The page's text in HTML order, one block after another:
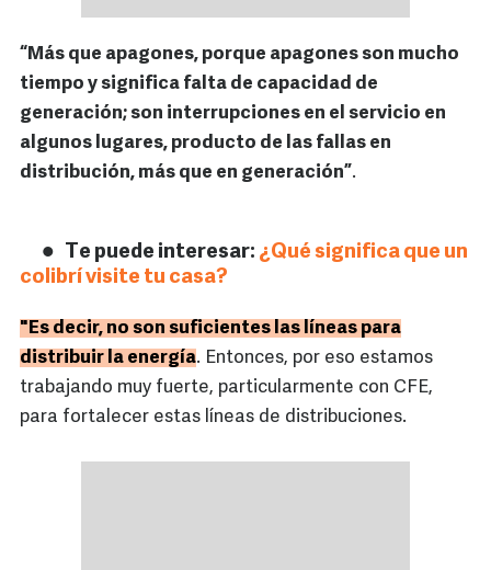
“Más que apagones, porque apagones son mucho
tiempo y significa falta de capacidad de
generación; son interrupciones en el servicio en
algunos lugares, producto de las fallas en
distribución, más que en generación”.
Te puede interesar: ¿Qué significa que un
colibrí visite tu casa?
"Es decir, no son suficientes las líneas para
distribuir la energía. Entonces, por eso estamos
trabajando muy fuerte, particularmente con CFE,
para fortalecer estas líneas de distribuciones.